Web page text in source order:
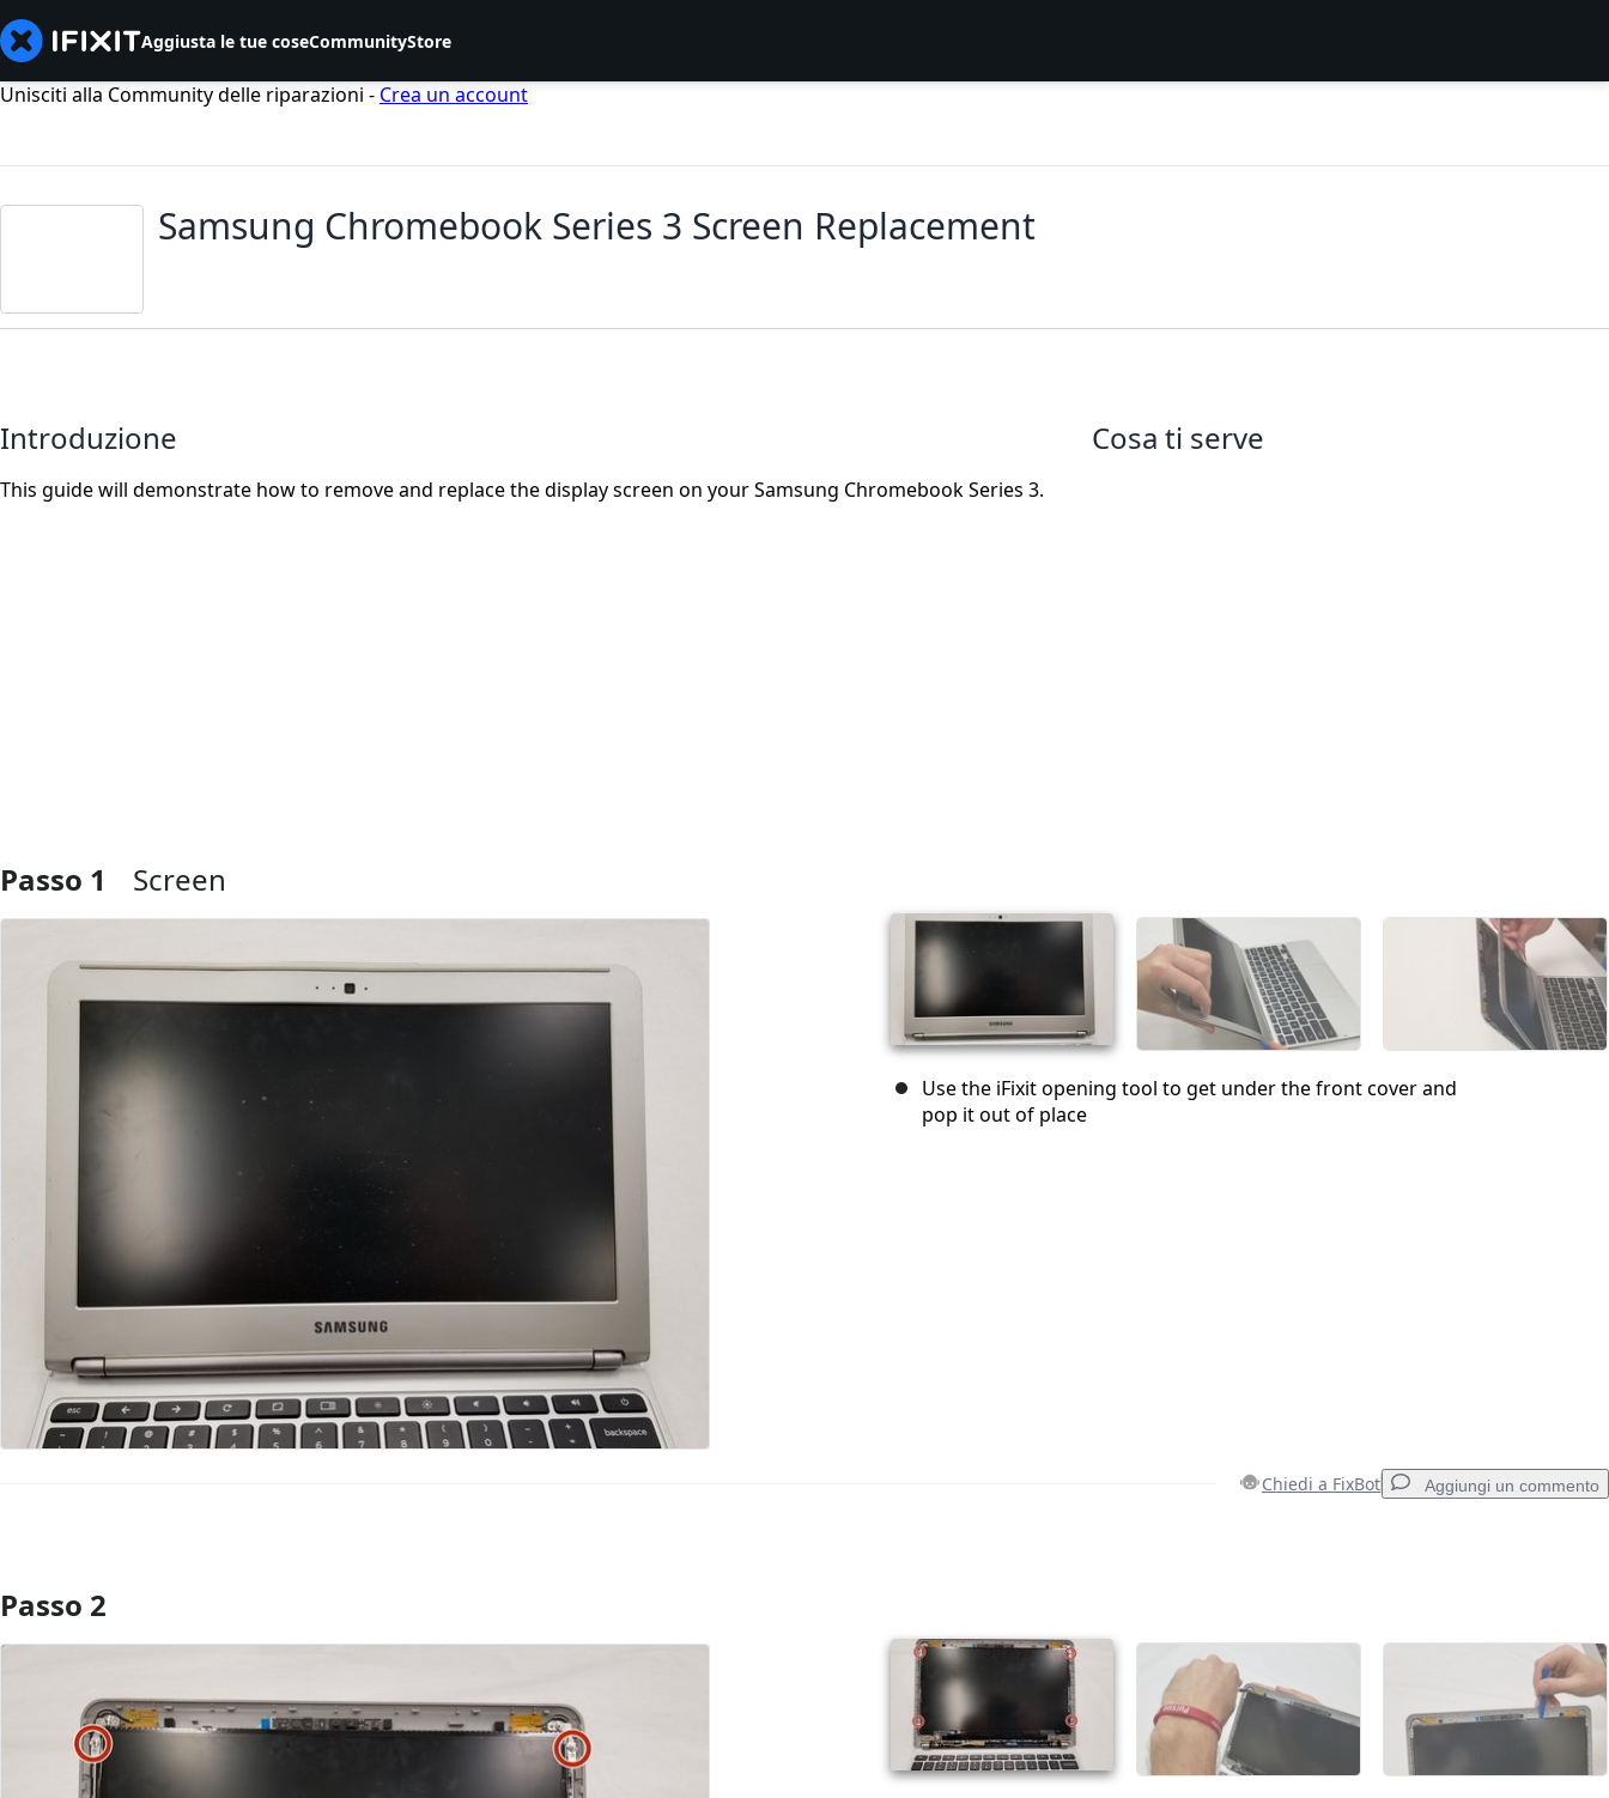
Aggiusta le tue coseCommunityStore
Unisciti alla Community delle riparazioni - Crea un account
Samsung Chromebook Series 3 Screen Replacement
Introduzione
This guide will demonstrate how to remove and replace the display screen on your Samsung Chromebook Series 3.
Cosa ti serve
Passo 1 Screen
Use the iFixit opening tool to get under the front cover and
pop it out of place
Chiedi a FixBot Aggiungi un commento
Aggiungi Commento
Annulla Pubblica commento
Passo 2